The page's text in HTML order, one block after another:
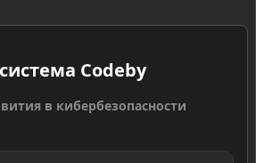
Codeby
в кибербезопасности